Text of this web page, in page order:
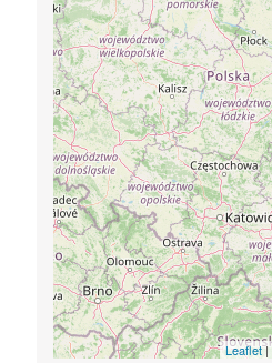
Leaflet|